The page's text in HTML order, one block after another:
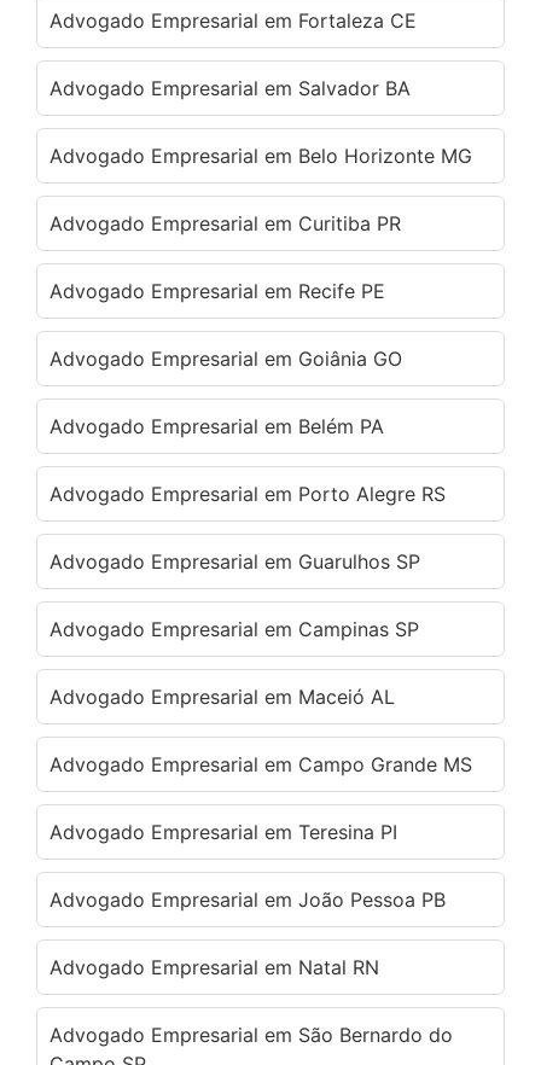
Advogado Empresarial em Fortaleza CE
Advogado Empresarial em Salvador BA
Advogado Empresarial em Belo Horizonte MG
Advogado Empresarial em Curitiba PR
Advogado Empresarial em Recife PE
Advogado Empresarial em Goiânia GO
Advogado Empresarial em Belém PA
Advogado Empresarial em Porto Alegre RS
Advogado Empresarial em Guarulhos SP
Advogado Empresarial em Campinas SP
Advogado Empresarial em Maceió AL
Advogado Empresarial em Campo Grande MS
Advogado Empresarial em Teresina PI
Advogado Empresarial em João Pessoa PB
Advogado Empresarial em Natal RN
Advogado Empresarial em São Bernardo do